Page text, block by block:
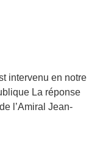
intervenu en notre
La réponse
l’Amiral Jean-